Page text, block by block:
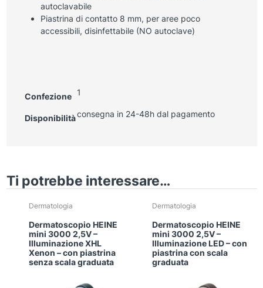
autoclavabile
Piastrina di contatto 8 mm, per aree poco
accessibili, disinfettabile (NO autoclave)
Confezione 1
Disponibilitàconsegna in 24-48h dal pagamento
Ti potrebbe interessare…
Dermatologia
Dermatoscopio HEINE
mini 3000 2,5V –
Illuminazione XHL
Xenon – con piastrina
senza scala graduata
Dermatologia
Dermatoscopio HEINE
mini 3000 2,5V –
Illuminazione LED – con
piastrina con scala
graduata